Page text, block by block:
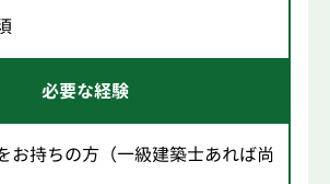
必要な経験
お持ちの方（一級建築士あれば尚